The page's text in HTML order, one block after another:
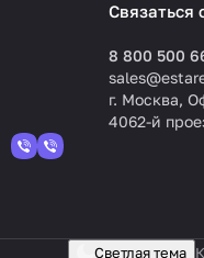
Связаться
8 800 500
г. Москва,
4062-й
Светлая тема